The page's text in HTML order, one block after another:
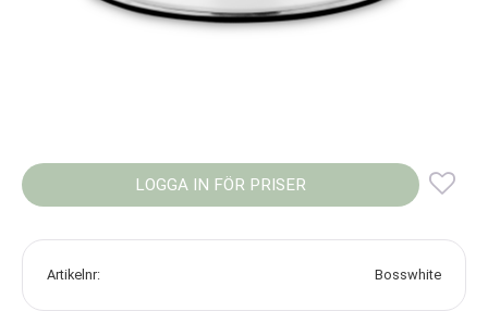
LOGGA IN FÖR PRISER
Artikelnr Bosswhite